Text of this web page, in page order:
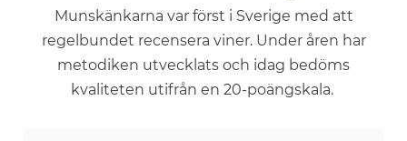
Munskänkarna var först i Sverige med att
regelbundet recensera viner. Under åren har
metodiken utvecklats och idag bedöms
kvaliteten utifrån en 20-poängskala.